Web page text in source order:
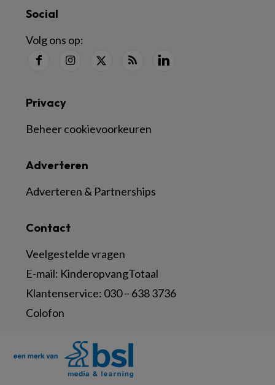
Social
Volg ons op:
Contact
Veelgestelde vragen
E-mail: KinderopvangTotaal
Klantenservice: 030 – 638 3736
Colofon
Adverteren
Adverteren & Partnerships
Privacy
Beheer cookievoorkeuren